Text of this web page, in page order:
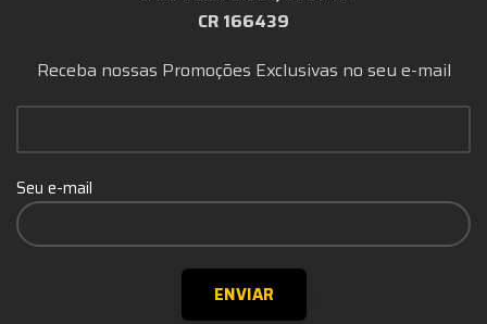
CR 166439
Receba nossas Promoções Exclusivas no seu e-mail
Seu e-mail